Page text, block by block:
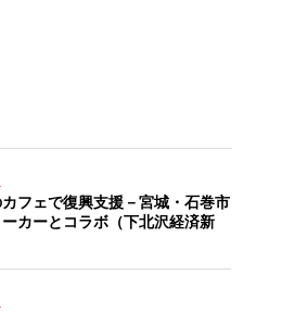
フェで復興支援－宮城・石巻市
カーとコラボ（下北沢経済新